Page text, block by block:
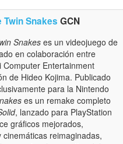
Twin Snakes GCN
Snakes es un videojuego de
en colaboración entre
Computer Entertainment
de Hideo Kojima. Publicado
para la Nintendo
es un remake completo
, lanzado para PlayStation
gráficos mejorados,
reimaginadas,